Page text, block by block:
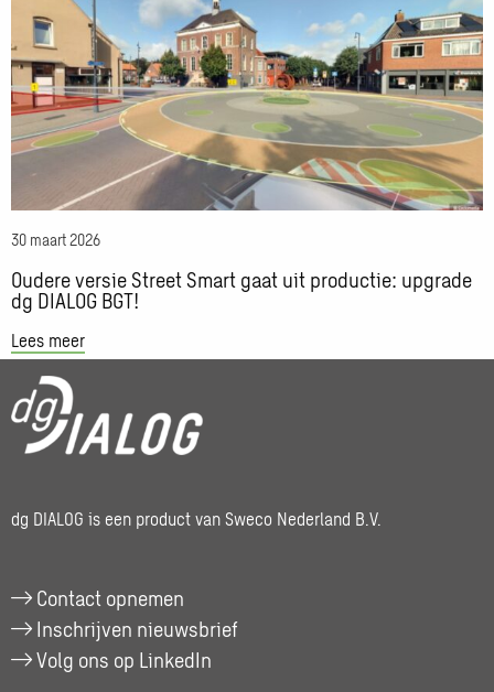
30 maart 2026
Oudere versie Street Smart gaat uit productie: upgrade
dg DIALOG BGT!
Lees meer
over
Oudere
versie
Street
Smart
upgrade
dg
DIALOG
dg DIALOG is een product van Sweco Nederland B.V.
Contact opnemen
Inschrijven nieuwsbrief
Volg ons op LinkedIn